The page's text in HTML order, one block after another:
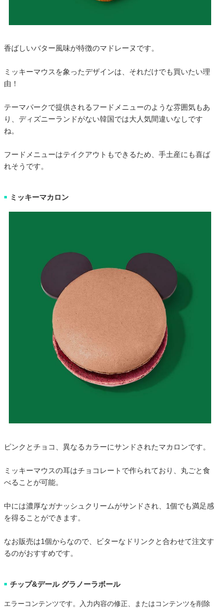
香ばしいバター風味が特徴のマドレーヌです。
ミッキーマウスを象ったデザインは、それだけでも買いたい理
由！
テーマパークで提供されるフードメニューのような雰囲気もあ
り、ディズニーランドがない韓国では大人気間違いなしです
ね。
フードメニューはテイクアウトもできるため、手土産にも喜ば
れそうです。
■ ミッキーマカロン
ピンクとチョコ、異なるカラーにサンドされたマカロンです。
ミッキーマウスの耳はチョコレートで作られており、丸ごと食
べることが可能。
中には濃厚なガナッシュクリームがサンドされ、1個でも満足感
を得ることができます。
なお販売は1個からなので、ビターなドリンクと合わせて注文す
るのがおすすめです。
■ チップ&デール グラノーラボール
エラーコンテンツです。入力内容の修正、またはコンテンツを削除